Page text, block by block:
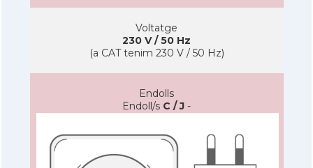
Voltatge
230 V / 50 Hz
(a CAT tenim 230 V / 50 Hz)
Endolls
Endoll/s C / J -